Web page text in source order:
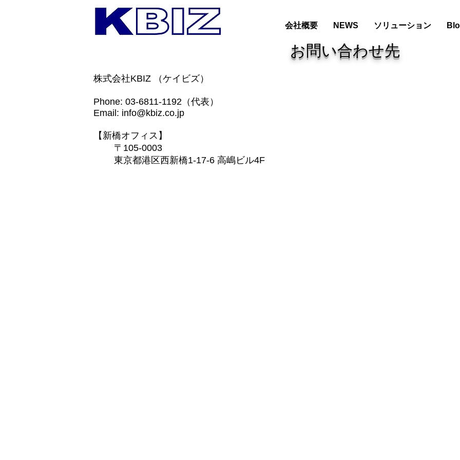
会社概要 NEWS ソリューション
お問い合わせ先
株式会社KBIZ （ケイビズ）
Phone: 03-6811-1192（代表）
Email: info@kbiz.co.jp
【新橋オフィス】
〒105-0003
東京都港区西新橋1-17-6 高嶋ビル4F